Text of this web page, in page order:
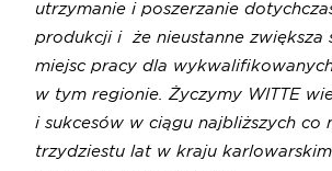
utrzymanie i poszerzanie
produkcji i że nieustanne zwiększa
miejsc pracy dla
w tym regionie. Życzymy WITTE
i sukcesów w ciągu najbliższych co
trzydziestu lat w kraju